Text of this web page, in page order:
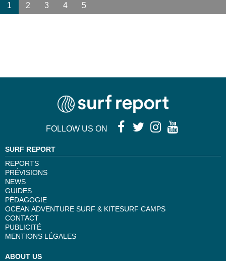
1 2 3 4 5
FOLLOW US ON
SURF REPORT
REPORTS
PRÉVISIONS
NEWS
GUIDES
PÉDAGOGIE
OCEAN ADVENTURE SURF & KITESURF CAMPS
CONTACT
PUBLICITÉ
MENTIONS LÉGALES
ABOUT US